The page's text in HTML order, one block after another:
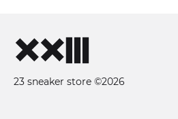
23 sneaker store ©2026